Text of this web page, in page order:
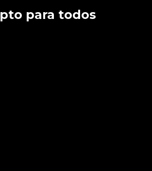
Apto para todos